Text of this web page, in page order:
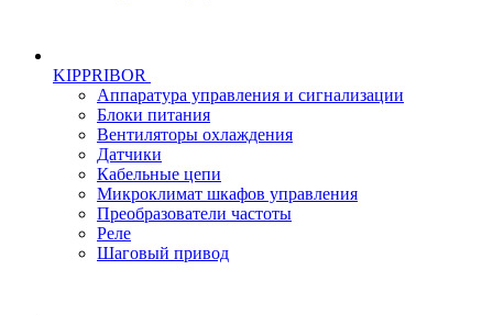
KIPPRIBOR
Аппаратура управления и сигнализации
Блоки питания
Вентиляторы охлаждения
Датчики
Кабельные цепи
Микроклимат шкафов управления
Преобразователи частоты
Реле
Шаговый привод